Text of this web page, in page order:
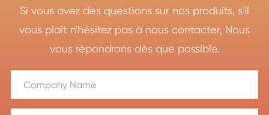
Si vous avez des questions sur nos produits, s'il
vous plaît n'hésitez pas à nous contacter, Nous
vous répondrons dès que possible.